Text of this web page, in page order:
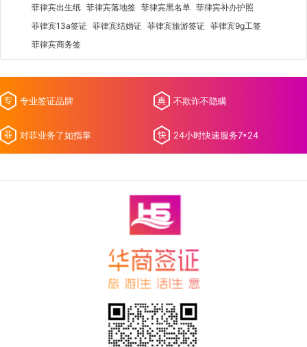
菲律宾出生纸 菲律宾落地签 菲律宾黑名单 菲律宾补办护照
菲律宾13a签证 菲律宾结婚证 菲律宾旅游签证 菲律宾9g工签
菲律宾商务签
专业签证品牌 不欺诈不隐瞒
对菲业务了如指掌 24小时快速服务7*24